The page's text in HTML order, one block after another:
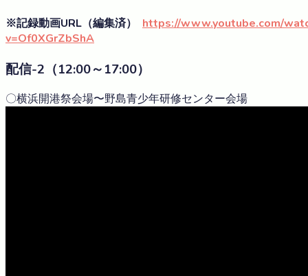
※記録動画URL（編集済） https://www.youtube.com/
v=Of0XGrZbShA
配信-2（12:00～17:00）
〇横浜開港祭会場〜野島青少年研修センター会場